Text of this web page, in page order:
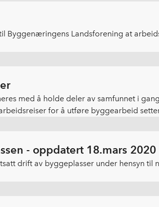
Byggenæringens Landsforening at
med å holde deler av samfunnet i
for å utføre byggearbeid
- oppdatert 18.mars 2020
drift av byggeplasser under hensyn til